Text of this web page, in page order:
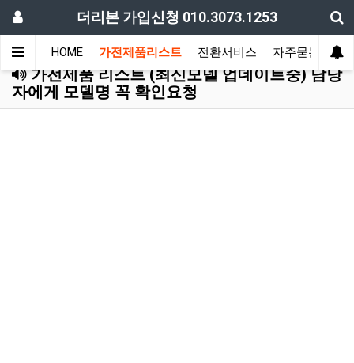
더리본 가입신청 010.3073.1253
HOME 가전제품리스트 전환서비스 자주묻는질문
가전제품 리스트 (최신모델 업데이트중) 담당
자에게 모델명 꼭 확인요청